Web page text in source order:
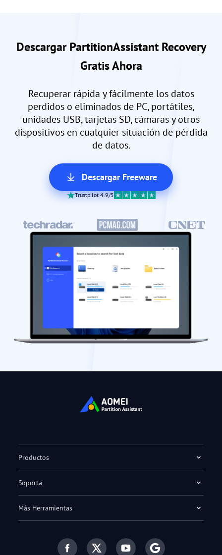
Descargar PartitionAssistant Recovery
Gratis Ahora
Recuperar rápida y fácilmente los datos
perdidos o eliminados de PC, portátiles,
unidades USB, tarjetas SD, cámaras y otros
dispositivos en cualquier situación de pérdida
de datos.
Descargar Freeware
Trustpilot 4.9/5
Productos
Soporta
Más Herramientas